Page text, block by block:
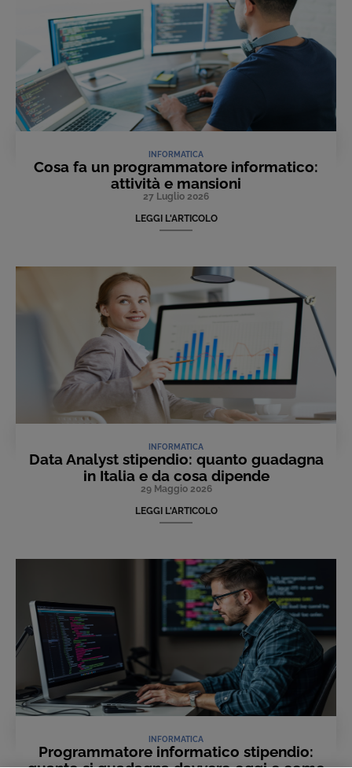
INFORMATICA
Cosa fa un programmatore informatico:
attività e mansioni
27 Luglio 2026
LEGGI L'ARTICOLO
INFORMATICA
Data Analyst stipendio: quanto guadagna
in Italia e da cosa dipende
29 Maggio 2026
LEGGI L'ARTICOLO
INFORMATICA
Programmatore informatico stipendio: